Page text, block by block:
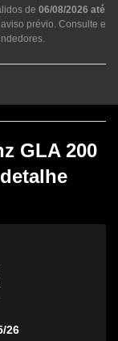
de 06/08/2026 até
prévio. Consulte e
GLA 200
26